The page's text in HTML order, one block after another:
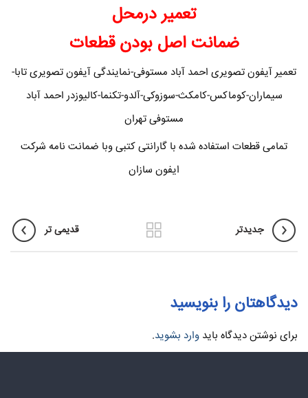
تعمیر درمحل
ضمانت اصل بودن قطعات
تعمیر آیفون تصویری احمد آباد مستوفی-نمایندگی آیفون تصویری تابا-
سیماران-کوماکس-کامکث-سوزوکی-آلدو-تکنما-کالیوزدر احمد آباد
مستوفی تهران
تمامی قطعات استفاده شده با گارانتی کتبی وبا ضمانت نامه شرکت
ایفون سازان
جدیدتر قدیمی تر
دیدگاهتان را بنویسید
برای نوشتن دیدگاه باید وارد بشوید.